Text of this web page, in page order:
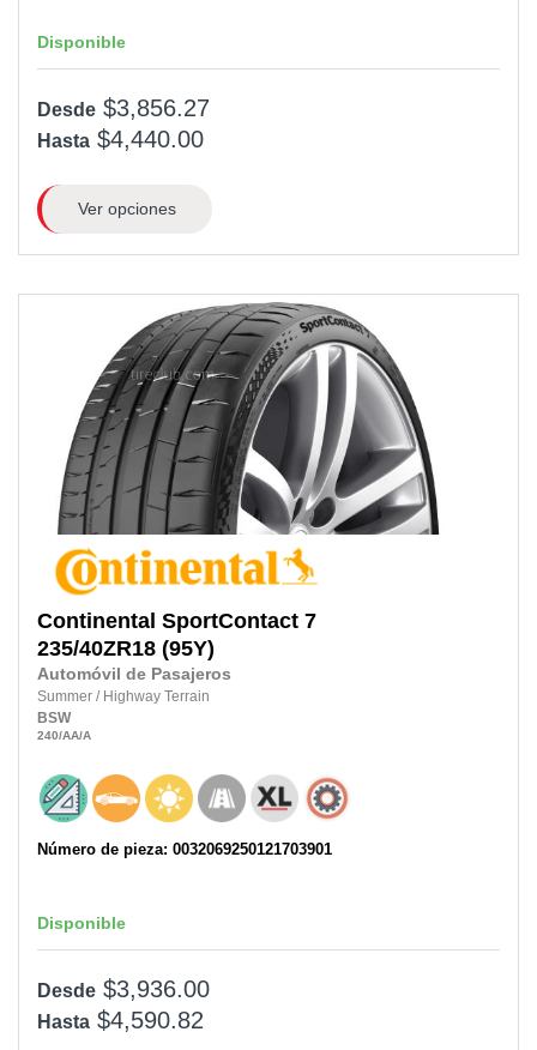
Disponible
Desde $3,856.27
Hasta $4,440.00
Ver opciones
Continental SportContact 7
235/40ZR18 (95Y)
Automóvil de Pasajeros
Summer / Highway Terrain
BSW
240/AA/A
Número de pieza: 0032069250121703901
Disponible
Desde $3,936.00
Hasta $4,590.82